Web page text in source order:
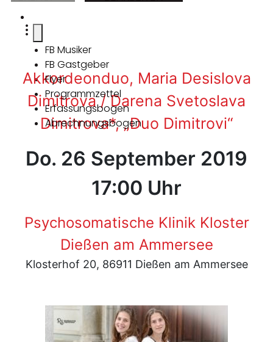
FB Musiker
FB Gastgeber
Flyer
Programmzettel
Erfassungsbogen
Abrechnungsbogen
Akkordeonduo, Maria Desislova
Dimitrova / Darena Svetoslava
Dimitrova*, „Duo Dimitrovi“
Do. 26 September 2019
17:00 Uhr
Psychosomatische Klinik Kloster
Dießen am Ammersee
Klosterhof 20, 86911 Dießen am Ammersee